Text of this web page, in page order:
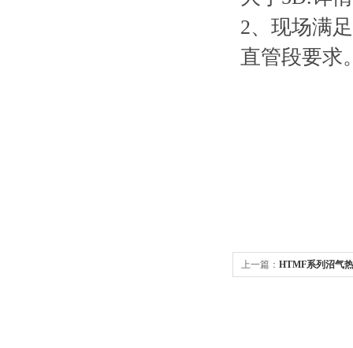
2、现场满
直管段要求
上一篇： HTMF系列沼气